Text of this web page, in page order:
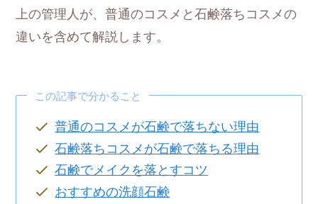
上の管理人が、普通のコスメと石鹸落ちコスメの
違いを含めて解説します。
この記事で分かること
普通のコスメが石鹸で落ちない理由
石鹸落ちコスメが石鹸で落ちる理由
石鹸でメイクを落とすコツ
おすすめの洗顔石鹸